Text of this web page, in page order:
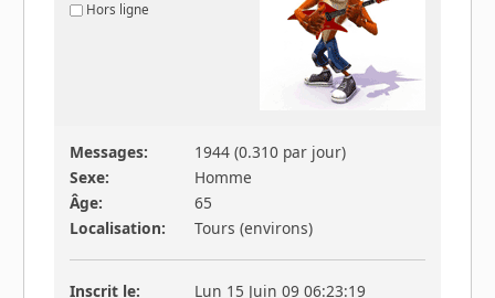
Hors ligne
Messages:
1944 (0.310 par jour)
Sexe:
Homme
Âge:
65
Localisation:
Tours (environs)
Inscrit le: Lun 15 Juin 09 06:23:19